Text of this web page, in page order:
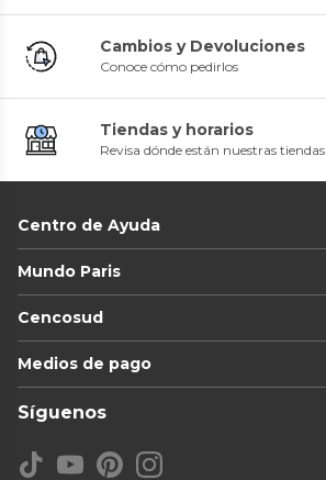
Cambios y Devoluciones
Conoce cómo pedirlos
Tiendas y horarios
Revisa dónde están nuestras tiendas
Centro de Ayuda
Mundo Paris
Cencosud
Medios de pago
Síguenos